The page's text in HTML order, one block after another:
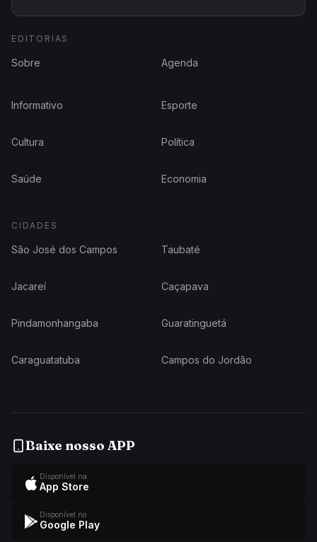
EDITORIAS
Sobre Agenda
Informativo Esporte
Cultura Política
Saúde Economia
CIDADES
São José dos Campos Taubaté
Jacareí Caçapava
Pindamonhangaba Guaratinguetá
Caraguatatuba Campos do Jordão
Baixe nosso APP
Disponível na
App Store
Disponível no
Google Play